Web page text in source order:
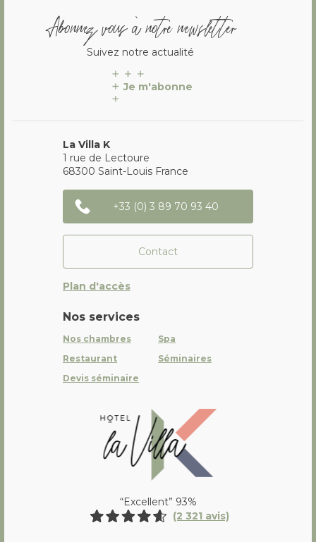
Abonnez vous à notre newsletter
Suivez notre actualité
Je m'abonne
La Villa K
1 rue de Lectoure
68300 Saint-Louis France
+33 (0) 3 89 70 93 40
Contact
Plan d'accès
Nos services
Nos chambres
Spa
Restaurant
Séminaires
Devis séminaire
La Villa K Hôtel Spa Restaurant
“Excellent” 93%
(2 321 avis)